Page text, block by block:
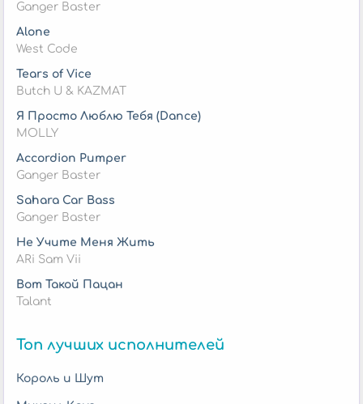
Ganger Baster
Alone
West Code
Tears of Vice
Butch U & KAZMAT
Я Просто Люблю Тебя (Dance)
MOLLY
Accordion Pumper
Ganger Baster
Sahara Car Bass
Ganger Baster
Не Учите Меня Жить
ARi Sam Vii
Вот Такой Пацан
Talant
Топ лучших исполнителей
Король и Шут